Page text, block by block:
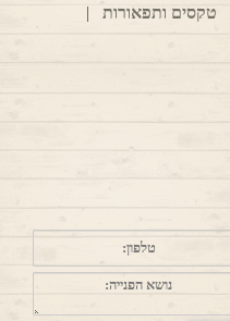
טקסים ותפאורות|